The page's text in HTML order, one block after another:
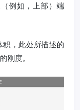
例如，上部）端
，此处所描述的
刚度。